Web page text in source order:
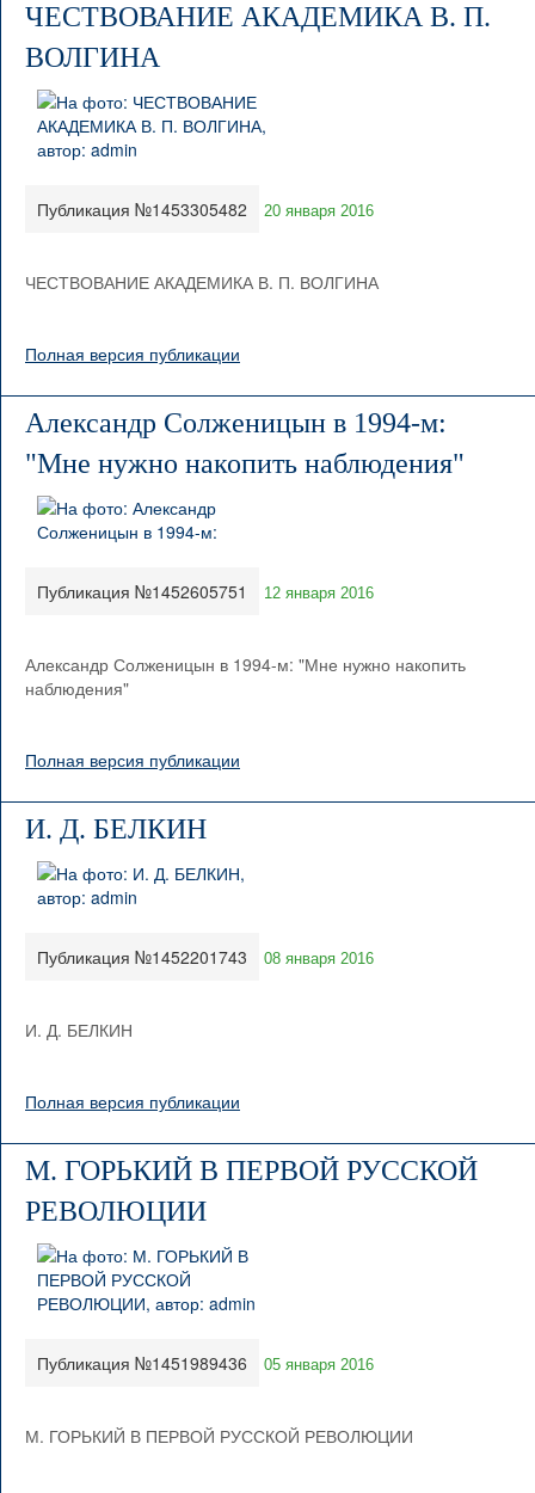
ЧЕСТВОВАНИЕ АКАДЕМИКА В. П.
ВОЛГИНА
Публикация №1453305482 20 января 2016
ЧЕСТВОВАНИЕ АКАДЕМИКА В. П. ВОЛГИНА
Полная версия публикации
Александр Солженицын в 1994-м:
"Мне нужно накопить наблюдения"
Публикация №1452605751 12 января 2016
Александр Солженицын в 1994-м: "Мне нужно накопить
наблюдения"
Полная версия публикации
И. Д. БЕЛКИН
Публикация №1452201743 08 января 2016
И. Д. БЕЛКИН
Полная версия публикации
М. ГОРЬКИЙ В ПЕРВОЙ РУССКОЙ
РЕВОЛЮЦИИ
Публикация №1451989436 05 января 2016
М. ГОРЬКИЙ В ПЕРВОЙ РУССКОЙ РЕВОЛЮЦИИ